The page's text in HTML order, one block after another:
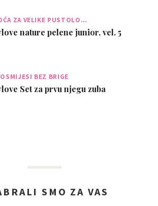
ZA VELIKE PUSTOLO…
nature pelene junior, vel. 5
BEZ BRIGE
Set za prvu njegu zuba